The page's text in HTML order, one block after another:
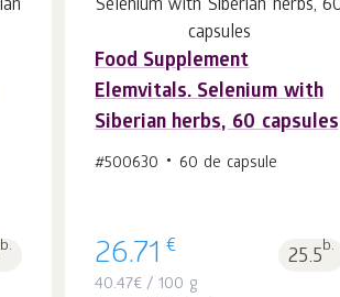
b.
Food Supplement
Elemvitals. Selenium with
Siberian herbs, 60 capsules
#500630 60 de capsule
26.71 € 25.5b.
40.47€/ 100 g
În coș 1buc.